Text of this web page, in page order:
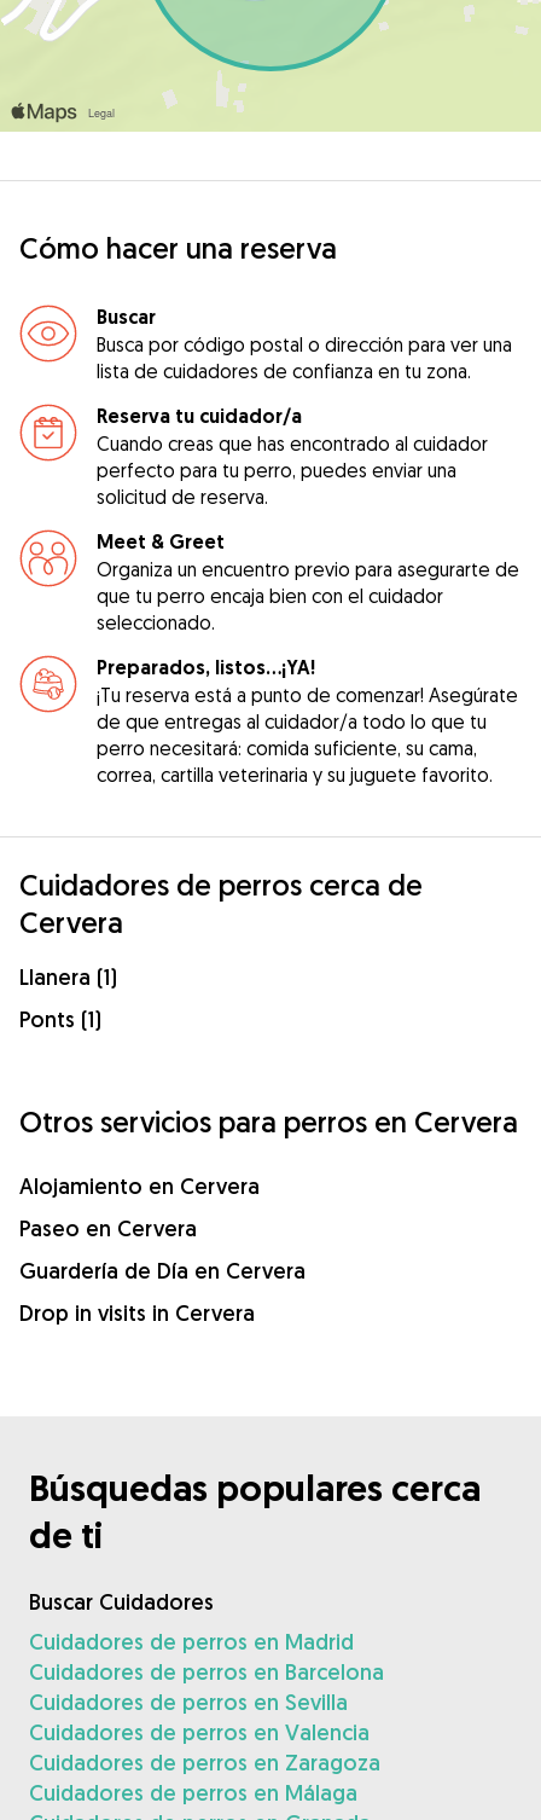
Cómo hacer una reserva
Buscar
Busca por código postal o dirección para ver una
lista de cuidadores de confianza en tu zona.
Reserva tu cuidador/a
Cuando creas que has encontrado al cuidador
perfecto para tu perro, puedes enviar una
solicitud de reserva.
Meet & Greet
Organiza un encuentro previo para asegurarte de
que tu perro encaja bien con el cuidador
seleccionado.
Preparados, listos...¡YA!
¡Tu reserva está a punto de comenzar! Asegúrate
de que entregas al cuidador/a todo lo que tu
perro necesitará: comida suficiente, su cama,
correa, cartilla veterinaria y su juguete favorito.
Cuidadores de perros cerca de
Cervera
Llanera (1)
Ponts (1)
Otros servicios para perros en Cervera
Alojamiento en Cervera
Paseo en Cervera
Guardería de Día en Cervera
Drop in visits in Cervera
Búsquedas populares cerca
de ti
Buscar Cuidadores
Cuidadores de perros en Madrid
Cuidadores de perros en Barcelona
Cuidadores de perros en Sevilla
Cuidadores de perros en Valencia
Cuidadores de perros en Zaragoza
Cuidadores de perros en Málaga